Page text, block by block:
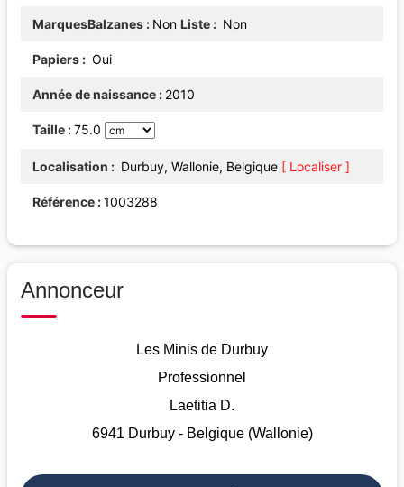
MarquesBalzanes Non Liste Non
Papiers Oui
Année de naissance 2010
Taille 75.0
Localisation Durbuy, Wallonie, Belgique [ Localiser ]
Référence 1003288
Annonceur
Les Minis de Durbuy
Professionnel
Laetitia D.
6941 Durbuy - Belgique (Wallonie)